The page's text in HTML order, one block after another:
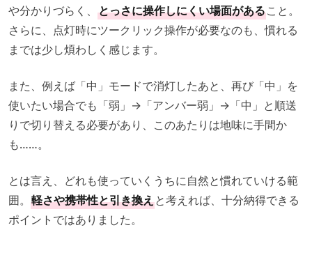
や分かりづらく、 とっさに操作しにくい場面があること。
さらに、点灯時にツークリック操作が必要なのも、慣れる
までは少し煩わしく感じます。
また、例えば「中」モードで消灯したあと、再び「中」を
使いたい場合でも「弱」→「アンバー弱」→「中」と順送
りで切り替える必要があり、このあたりは地味に手間か
も……。
とは言え、どれも使っていくうちに自然と慣れていける範
囲。 軽さや携帯性と引き換えと考えれば、十分納得できる
ポイントではありました。